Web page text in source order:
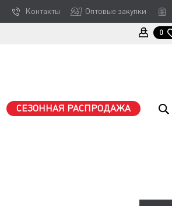
Контакты Оптовые закупки
0
СЕЗОННАЯ РАСПРОДАЖА